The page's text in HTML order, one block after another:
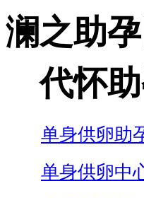
澜之助
代怀
单身供卵助
单身供卵中